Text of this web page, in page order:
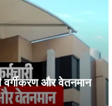
वर्गीकरण और वेतनमान